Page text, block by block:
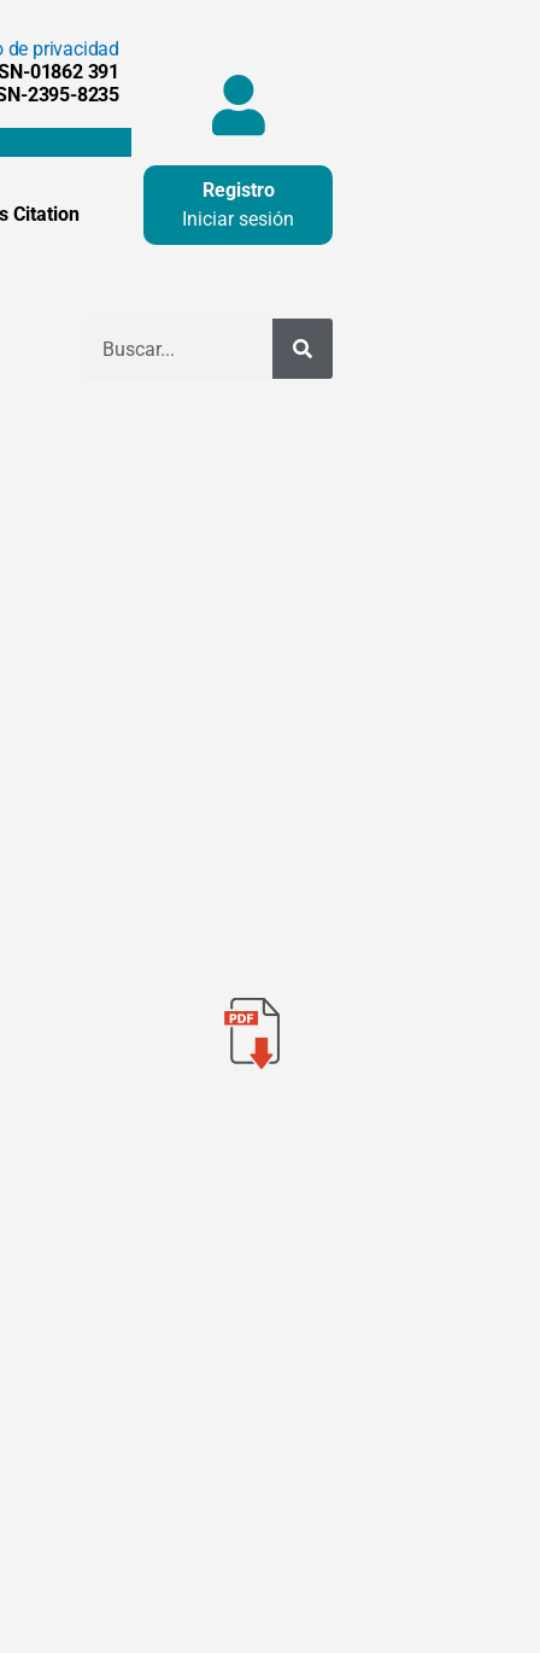
de privacidad
01862 391
2395-8235
Citation
Registro
Iniciar sesión